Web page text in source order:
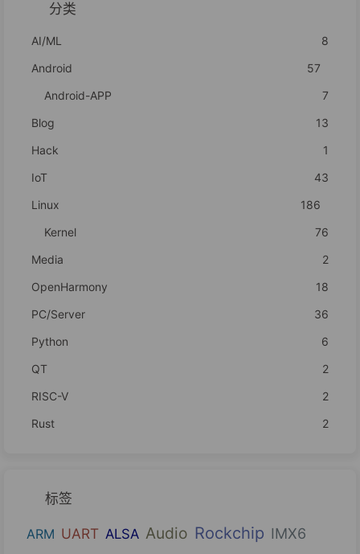
分类
AI/ML
8
Android
57
Android-APP
7
Blog
13
Hack
1
IoT
43
Linux
186
Kernel
76
Media
2
OpenHarmony
18
PC/Server
36
Python
6
QT
2
RISC-V
2
Rust
2
标签
ARM UART ALSA Audio Rockchip IMX6